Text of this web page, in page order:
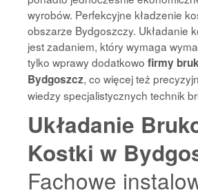
wyrobów. Perfekcyjne kładzenie
obszarze Bydgoszczy. Układanie
jest zadaniem, który wymaga
tylko wprawy dodatkowo firmy
Bydgoszcz, co więcej też
wiedzy specjalistycznych technik
Układanie
Kostki w
Fachowe